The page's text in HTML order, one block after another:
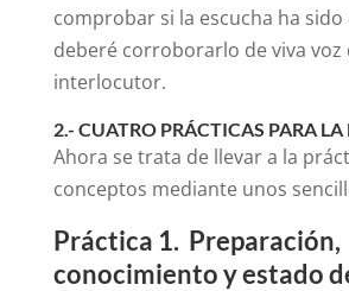
comprobar si la escucha ha sido
deberé corroborarlo de viva voz
interlocutor.
2.- CUATRO PRÁCTICAS PARA LA
Ahora se trata de llevar a la
conceptos mediante unos
Práctica 1. Preparación,
conocimiento y estado